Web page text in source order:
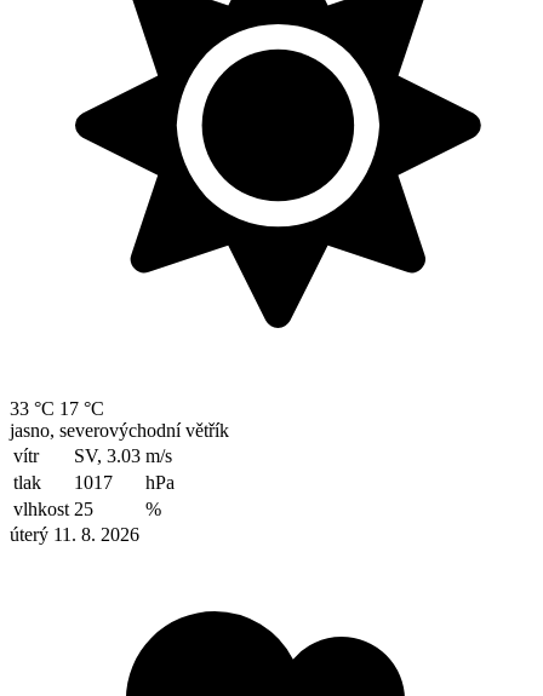
33 °C 17 °C
jasno, severovýchodní větřík
vítr
SV, 3.03 m/s
tlak
1017
hPa
vlhkost 25
%
úterý 11. 8. 2026